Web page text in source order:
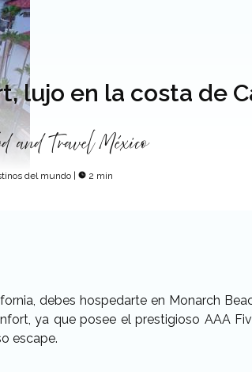
lujo en la costa de
and Travel México
del mundo 2 min
debes hospedarte en Monarch
ya que posee el prestigioso AAA
escape.